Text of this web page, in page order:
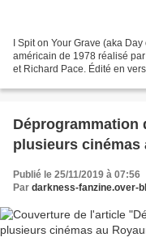
I Spit on Your Grave (aka
américain de 1978 réalisé
et Richard Pace. Édité en
Déprogrammation
plusieurs cinémas
Publié le 25/11/2019 à 07:56
Par darkness-fanzine.over-